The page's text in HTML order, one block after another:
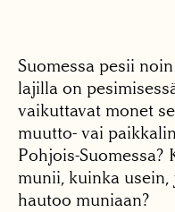
Suomessa pesii
lajilla on
vaikuttavat monet
muutto- vai
Pohjois-Suomessa?
munii, kuinka
hautoo muniaan?